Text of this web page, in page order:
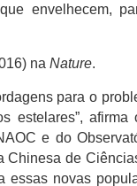
envelhecem,
na Nature.
para o
estelares”,
e do
de
essas novas